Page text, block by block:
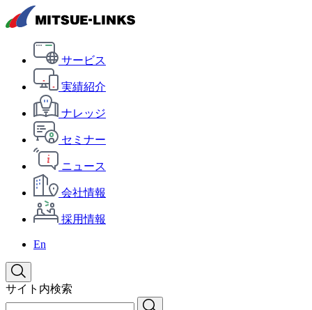
サービス
実績紹介
ナレッジ
セミナー
ニュース
会社情報
採用情報
En
サイト内検索